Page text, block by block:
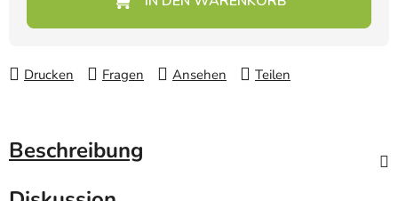
Drucken Fragen Ansehen Teilen
Beschreibung